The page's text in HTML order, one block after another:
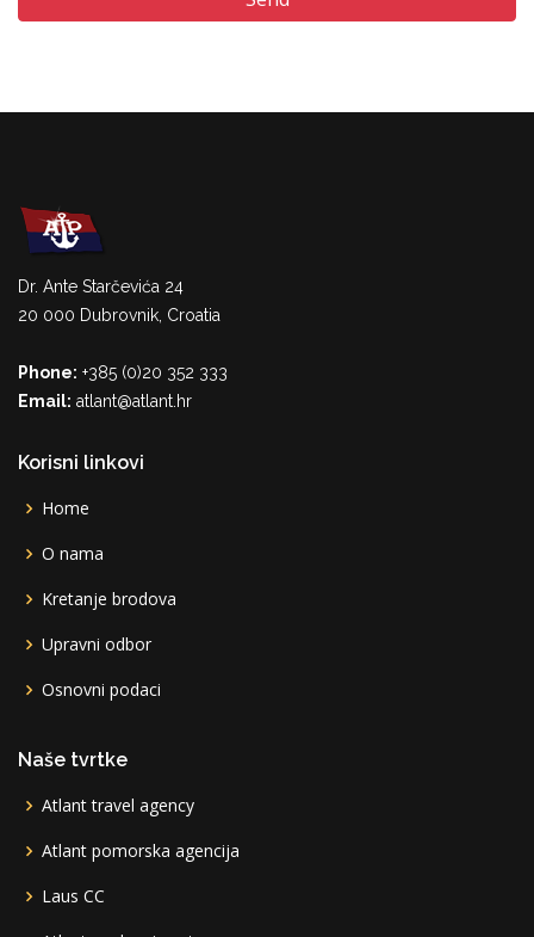
Dr. Ante Starčevića 24
20 000 Dubrovnik, Croatia
Phone: +385 (0)20 352 333
Email: atlant@atlant.hr
Korisni linkovi
Home
O nama
Kretanje brodova
Upravni odbor
Osnovni podaci
Naše tvrtke
Atlant travel agency
Atlant pomorska agencija
Laus CC